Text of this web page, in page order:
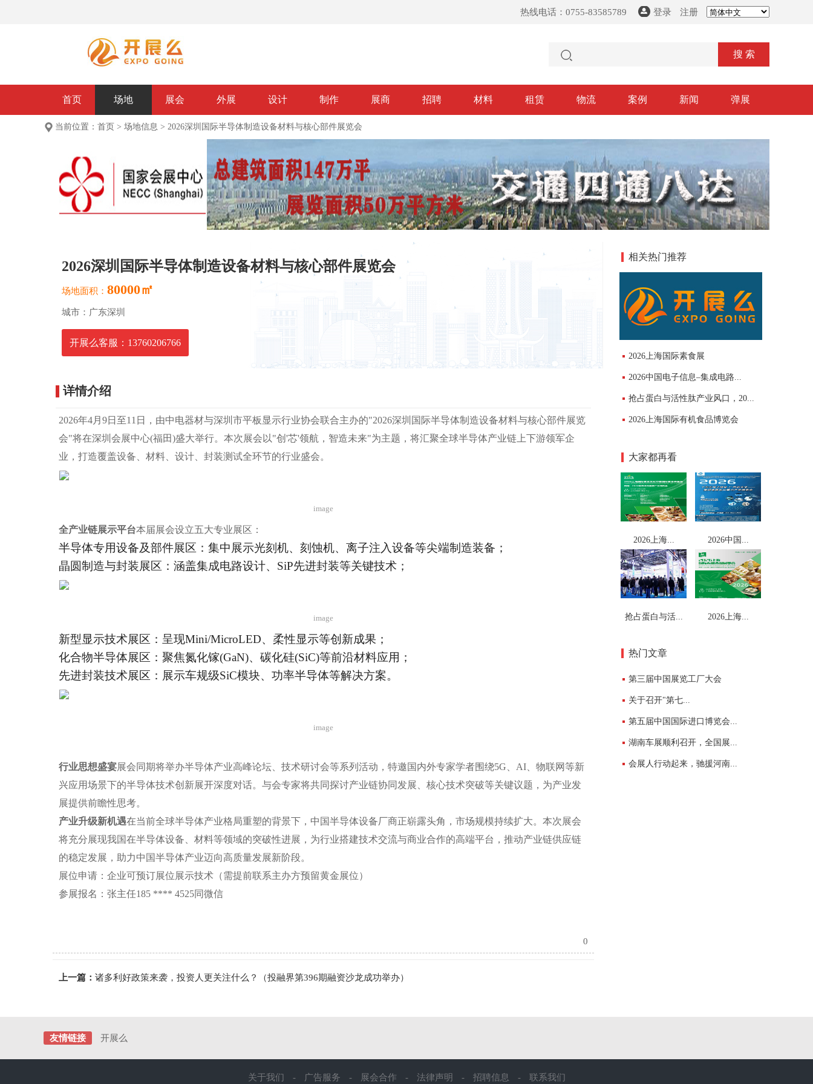
热线电话：0755-83585789 登录 注册
搜 索
首页 场地 展会 外展 设计 制作 展商 招聘 材料 租赁 物流 案例 新闻 弹展
当前位置： 首页 > 场地信息 > 2026深圳国际半导体制造设备材料与核心部件展览会
2026深圳国际半导体制造设备材料与核心部件展览会
场地面积： 80000㎡
城市：广东深圳
开展么客服：13760206766
详情介绍
2026年4月9日至11日，由中电器材与深圳市平板显示行业协会联合主办的"2026深圳国际半导体制造设备材料与核心部件展览
会"将在深圳会展中心(福田)盛大举行。本次展会以"创'芯'领航，智造未来"为主题，将汇聚全球半导体产业链上下游领军企
业，打造覆盖设备、材料、设计、封装测试全环节的行业盛会。
image
全产业链展示平台本届展会设立五大专业展区：
半导体专用设备及部件展区：集中展示光刻机、刻蚀机、离子注入设备等尖端制造装备；
晶圆制造与封装展区：涵盖集成电路设计、SiP先进封装等关键技术；
image
新型显示技术展区：呈现Mini/MicroLED、柔性显示等创新成果；
化合物半导体展区：聚焦氮化镓(GaN)、碳化硅(SiC)等前沿材料应用；
先进封装技术展区：展示车规级SiC模块、功率半导体等解决方案。
image
行业思想盛宴展会同期将举办半导体产业高峰论坛、技术研讨会等系列活动，特邀国内外专家学者围绕5G、AI、物联网等新
兴应用场景下的半导体技术创新展开深度对话。与会专家将共同探讨产业链协同发展、核心技术突破等关键议题，为产业发
展提供前瞻性思考。
产业升级新机遇在当前全球半导体产业格局重塑的背景下，中国半导体设备厂商正崭露头角，市场规模持续扩大。本次展会
将充分展现我国在半导体设备、材料等领域的突破性进展，为行业搭建技术交流与商业合作的高端平台，推动产业链供应链
的稳定发展，助力中国半导体产业迈向高质量发展新阶段。
展位申请：企业可预订展位展示技术（需提前联系主办方预留黄金展位）
参展报名：张主任185 **** 4525同微信
0
上一篇： 诸多利好政策来袭，投资人更关注什么？（投融界第396期融资沙龙成功举办）
相关热门推荐
2026上海国际素食展
2026中国电子信息–集成电路...
抢占蛋白与活性肽产业风口，20...
2026上海国际有机食品博览会
大家都再看
2026上海... 2026中国...
抢占蛋白与活... 2026上海...
热门文章
第三届中国展览工厂大会
关于召开"第七...
第五届中国国际进口博览会...
湖南车展顺利召开，全国展...
会展人行动起来，驰援河南...
友情链接 开展么
关于我们 - 广告服务 - 展会合作 - 法律声明 - 招聘信息 - 联系我们